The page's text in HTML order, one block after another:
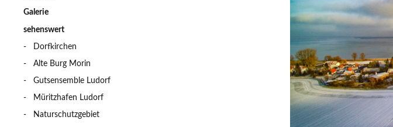
Galerie
sehenswert
Dorfkirchen
Alte Burg Morin
Gutsensemble Ludorf
Müritzhafen Ludorf
Naturschutzgebiet